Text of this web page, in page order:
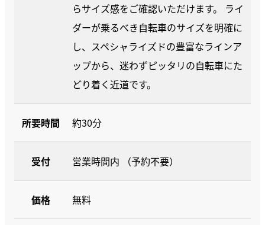
らサイズ感をご確認いただけます。 ライ
ダーが乗るべき自転車のサイズを明確に
し、スペシャライズドの豊富なラインア
ップから、迷わずピッタリの自転車にた
どり着く近道です。
所要時間 約30分
受付 営業時間内 （予約不要）
価格 無料